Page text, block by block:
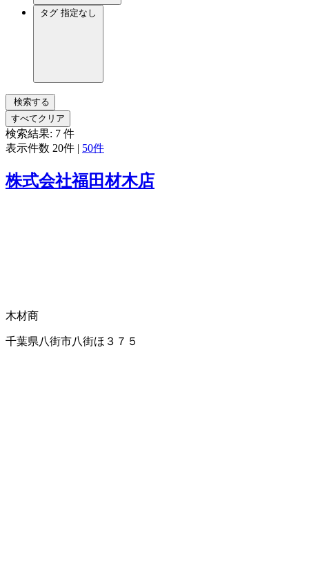
タグ 指定なし
検索する
すべてクリア
検索結果: 7 件
表示件数 20件 | 50件
株式会社福田材木店
木材商
千葉県八街市八街ほ３７５